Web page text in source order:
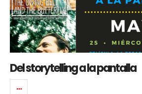
Del storytelling a la pantalla